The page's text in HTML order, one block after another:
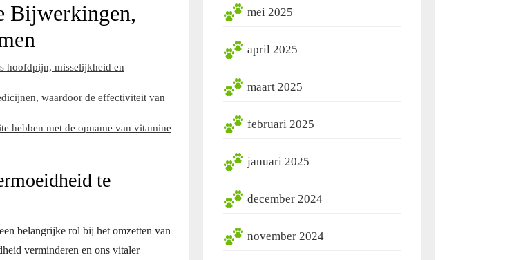
Bijwerkingen,
hoofdpijn, misselijkheid en
waardoor de effectiviteit van
hebben met de opname van vitamine
te
belangrijke rol bij het omzetten van
verminderen en ons vitaler
mei 2025
april 2025
maart 2025
februari 2025
januari 2025
december 2024
november 2024